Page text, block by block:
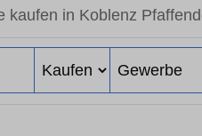
kaufen in Koblenz